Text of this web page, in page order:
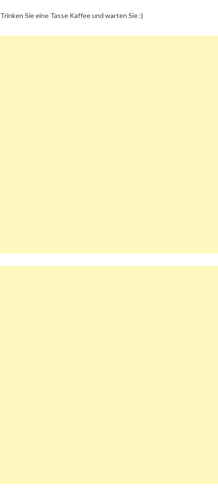
Trinken Sie eine Tasse Kaffee und warten Sie :)